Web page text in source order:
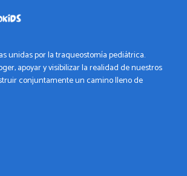
unidas por la traqueostomía pediátrica.
apoyar y visibilizar la realidad de nuestros
conjuntamente un camino lleno de